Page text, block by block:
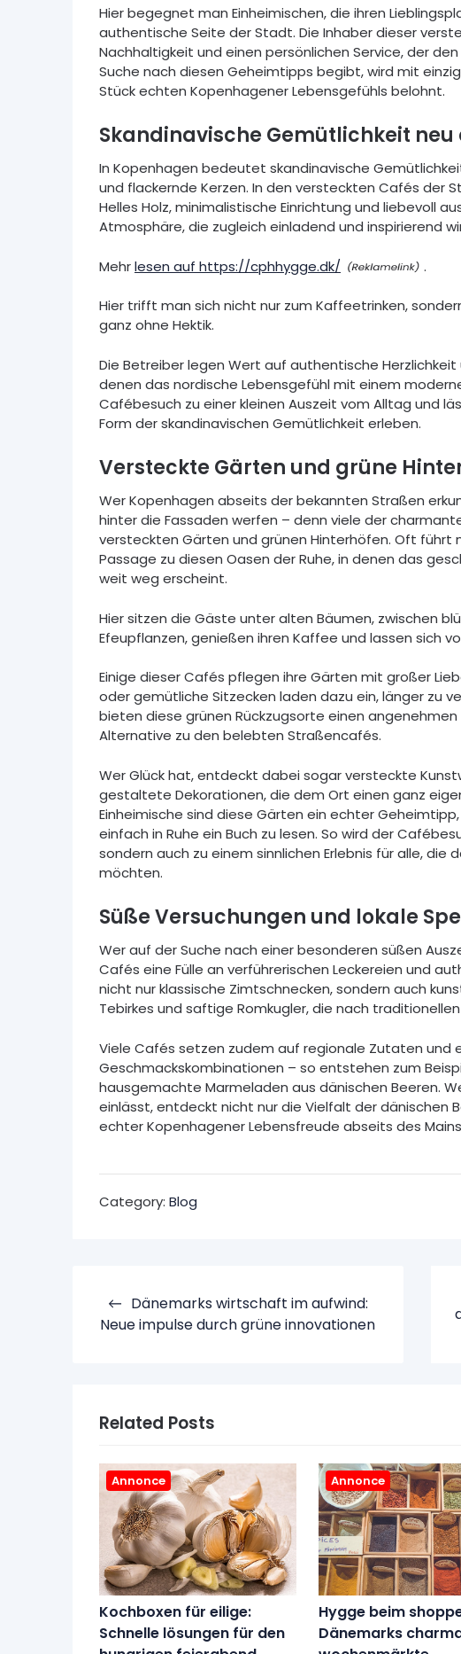
Hier begegnet man Einheimischen, die ihren
authentische Seite der Stadt. Die Inhaber dieser
Nachhaltigkeit und einen persönlichen Service, der
Suche nach diesen Geheimtipps begibt, wird mit
Stück echten Kopenhagener Lebensgefühls belohnt.
Skandinavische Gemütlichkeit
In Kopenhagen bedeutet skandinavische
und flackernde Kerzen. In den versteckten Cafés der
Helles Holz, minimalistische Einrichtung und liebevoll
Atmosphäre, die zugleich einladend und inspirierend
Mehrlesen auf https://cphhygge.dk/ .
Hier trifft man sich nicht nur zum Kaffeetrinken,
ganz ohne Hektik.
Die Betreiber legen Wert auf authentische
denen das nordische Lebensgefühl mit einem
Cafébesuch zu einer kleinen Auszeit vom Alltag und
Form der skandinavischen Gemütlichkeit erleben.
Versteckte Gärten und grüne
Wer Kopenhagen abseits der bekannten Straßen
hinter die Fassaden werfen – denn viele der
versteckten Gärten und grünen Hinterhöfen. Oft führt
Passage zu diesen Oasen der Ruhe, in denen das
weit weg erscheint.
Hier sitzen die Gäste unter alten Bäumen, zwischen
Efeupflanzen, genießen ihren Kaffee und lassen sich
Einige dieser Cafés pflegen ihre Gärten mit großer
oder gemütliche Sitzecken laden dazu ein, länger zu
bieten diese grünen Rückzugsorte einen
Alternative zu den belebten Straßencafés.
Wer Glück hat, entdeckt dabei sogar versteckte
gestaltete Dekorationen, die dem Ort einen ganz
Einheimische sind diese Gärten ein echter
einfach in Ruhe ein Buch zu lesen. So wird der
sondern auch zu einem sinnlichen Erlebnis für alle, die
möchten.
Süße Versuchungen und lokale
Wer auf der Suche nach einer besonderen süßen
Cafés eine Fülle an verführerischen Leckereien und
nicht nur klassische Zimtschnecken, sondern auch
Tebirkes und saftige Romkugler, die nach
Viele Cafés setzen zudem auf regionale Zutaten und
Geschmackskombinationen – so entstehen zum
hausgemachte Marmeladen aus dänischen Beeren.
einlässt, entdeckt nicht nur die Vielfalt der dänischen
echter Kopenhagener Lebensfreude abseits des
Category: Blog
Dänemarks wirtschaft im aufwind:
Neue impulse durch grüne innovationen
Related Posts
Annonce
Kochboxen für eilige:
Schnelle lösungen für den
Annonce
Hygge beim
Dänemarks